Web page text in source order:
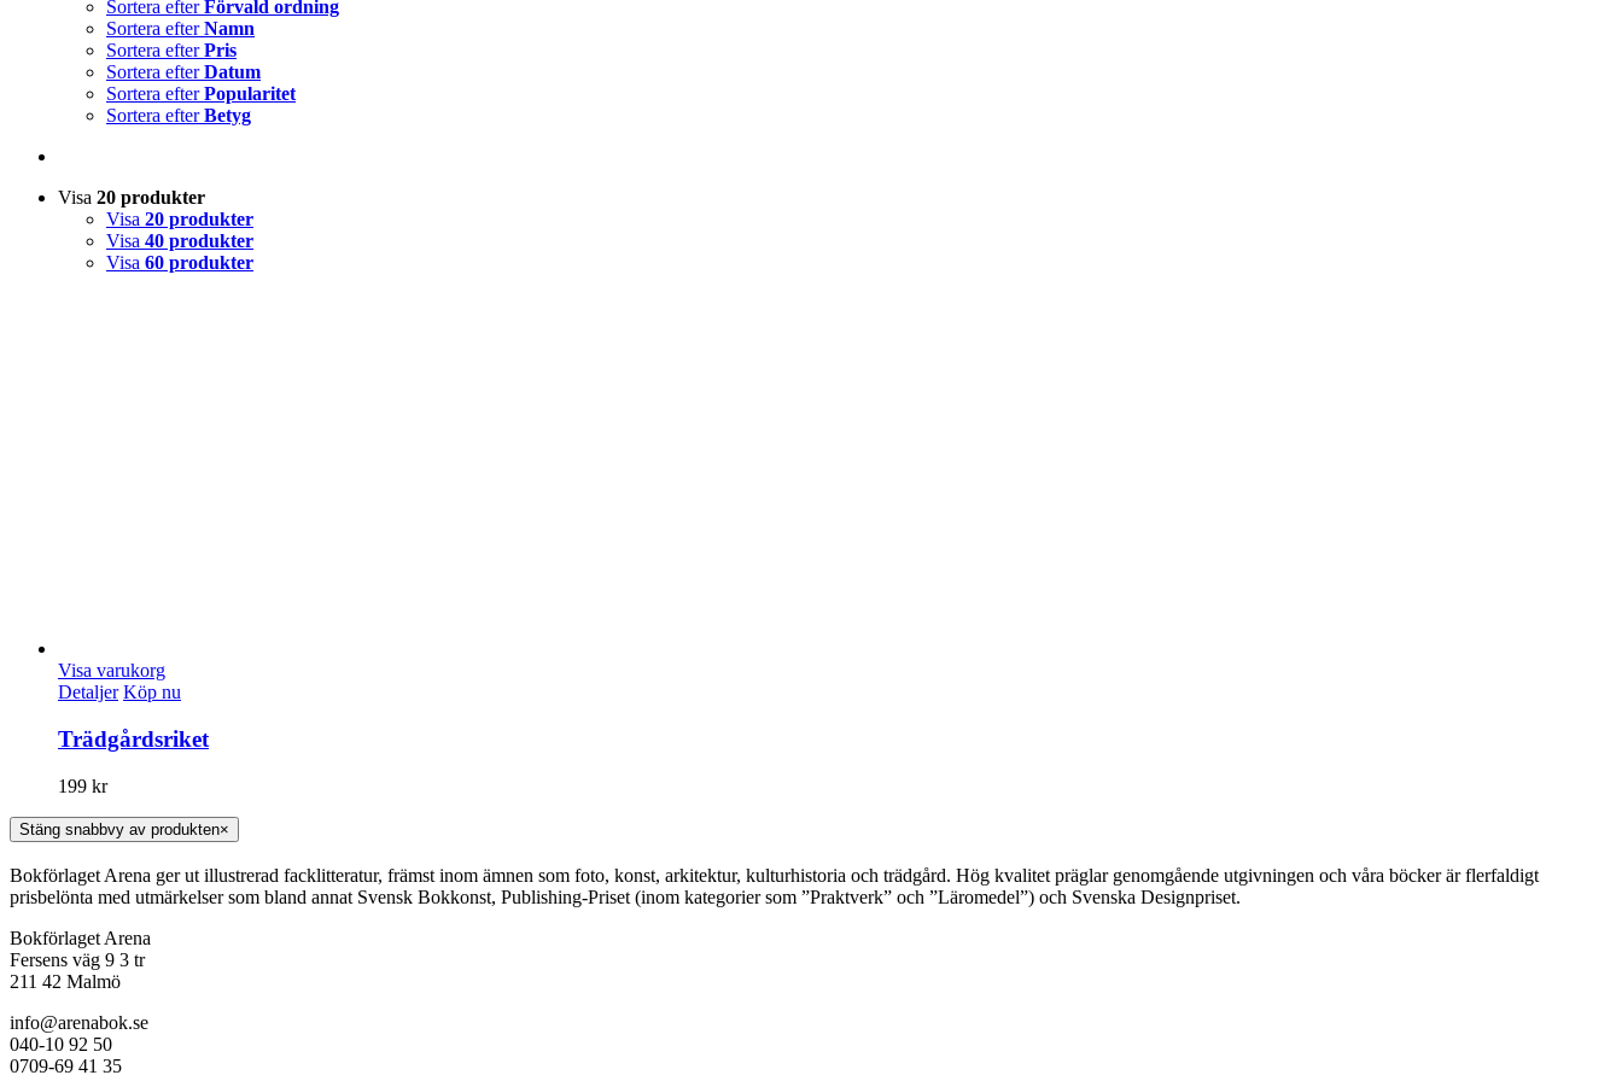
Sortera efterFörvald ordning
Sortera efterNamn
Sortera efterPris
Sortera efterDatum
Sortera efterPopularitet
Sortera efterBetyg
Visa 20 produkter
Visa 20 produkter
Visa 40 produkter
Visa 60 produkter
Visa varukorg
Detaljer Köp nu
Trädgårdsriket
199 kr
Stäng snabbvy av produkten×
Bokförlaget Arena ger ut illustrerad facklitteratur, främst inom ämnen som foto, konst, arkitektur, kulturhistoria och trädgård. Hög kvalitet präglar genomgående utgivningen och våra böcker är flerfaldigt
prisbelönta med utmärkelser som bland annat Svensk Bokkonst, Publishing-Priset (inom kategorier som ”Praktverk” och ”Läromedel”) och Svenska Designpriset.
Bokförlaget Arena
Fersens väg 9 3 tr
211 42 Malmö
info@arenabok.se
040-10 92 50
0709-69 41 35